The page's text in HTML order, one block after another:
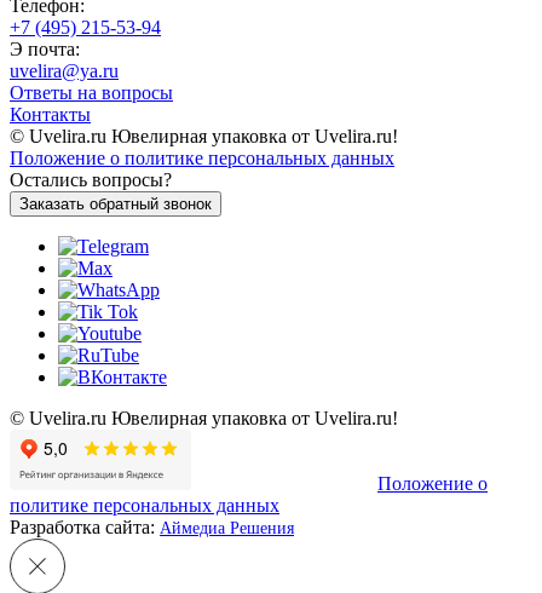
Телефон:
+7 (495) 215-53-94
Э почта:
uvelira@ya.ru
Ответы на вопросы
Контакты
© Uvelira.ru Ювелирная упаковка от Uvelira.ru!
Положение о политике персональных данных
Остались вопросы?
Заказать обратный звонок
© Uvelira.ru Ювелирная упаковка от Uvelira.ru!
Положение о
политике персональных данных
Разработка сайта: Аймедиа Решения